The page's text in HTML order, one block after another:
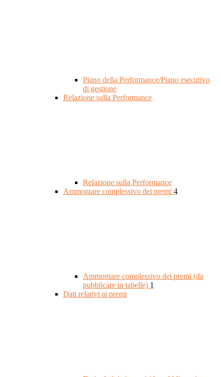
Piano della Performance/Piano esecutivo
di gestione
Relazione sulla Performance
Relazione sulla Performance
Ammontare complessivo dei premi 4
Ammontare complessivo dei premi (da
pubblicare in tabelle) 1
Dati relativi ai premi